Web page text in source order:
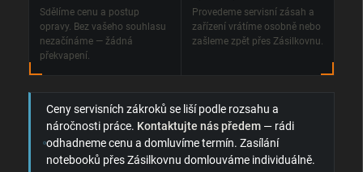
Sdělíme cenu a postup
opravy. Bez vašeho souhlasu
nezačínáme — žádná
překvapení.
Provedeme servisní zásah a
zařízení vrátíme osobně nebo
zašleme zpět přes Zásilkovnu.
Ceny servisních zákroků se liší podle rozsahu a
náročnosti práce. Kontaktujte nás předem — rádi
odhadneme cenu a domluvíme termín. Zasílání
notebooků přes Zásilkovnu domlouváme individuálně.